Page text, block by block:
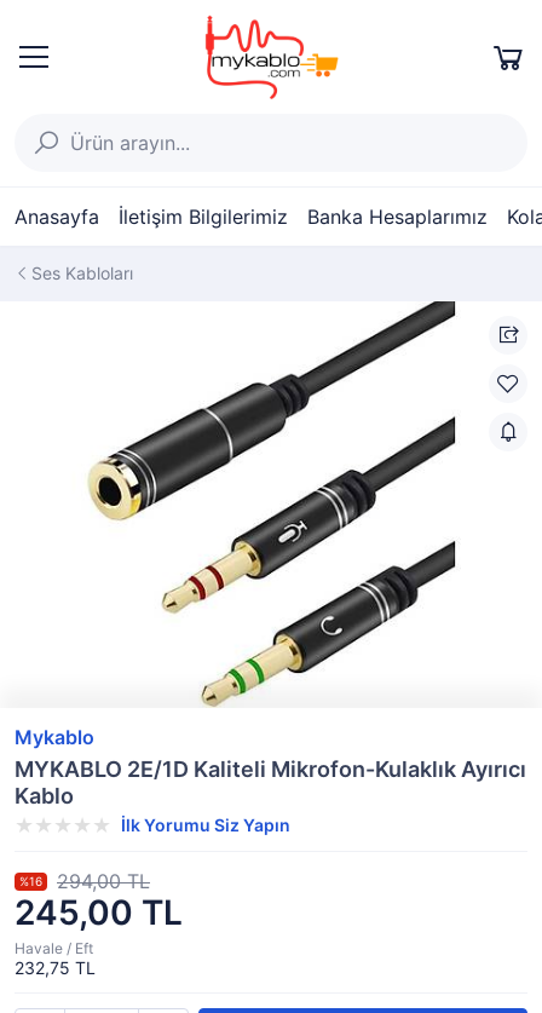
Anasayfa İletişim Bilgilerimiz Banka Hesaplarımız
Ses Kabloları
Mykablo
MYKABLO 2E/1D Kaliteli Mikrofon-Kulaklık Ayırıcı
Kablo
İlk Yorumu Siz Yapın
245,00 TL
%16 294,00 TL
Havale / Eft
232,75 TL